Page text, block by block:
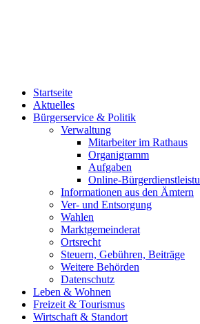
Startseite
Aktuelles
Bürgerservice & Politik
Verwaltung
Mitarbeiter im Rathaus
Organigramm
Aufgaben
Online-
Informationen aus den Ämtern
Ver- und Entsorgung
Wahlen
Marktgemeinderat
Ortsrecht
Steuern, Gebühren, Beiträge
Weitere Behörden
Datenschutz
Leben & Wohnen
Freizeit & Tourismus
Wirtschaft & Standort